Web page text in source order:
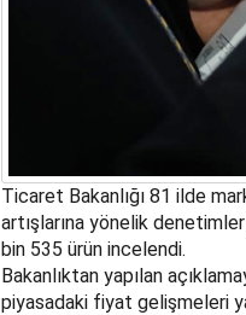
Ticaret Bakanlığı 81 ilde
artışlarına yönelik
bin 535 ürün incelendi.
Bakanlıktan yapılan
piyasadaki fiyat gelişmeleri